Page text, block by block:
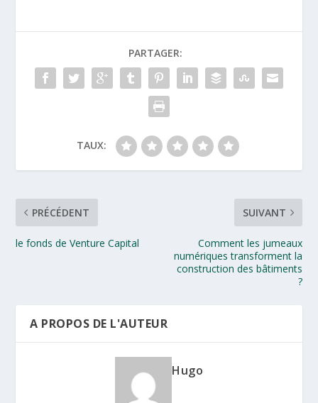
PARTAGER:
TAUX:
PRÉCÉDENT
le fonds de Venture Capital
SUIVANT
Comment les jumeaux
numériques transforment la
construction des bâtiments
?
A PROPOS DE L'AUTEUR
Hugo